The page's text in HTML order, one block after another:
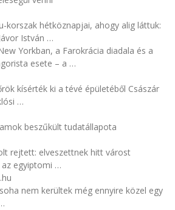
korszak hétköznapjai, ahogy alig láttuk:
István …
Yorkban, a Farokrácia diadala és a
esete – a …
kísérték ki a tévé épületéből Császár
…
beszűkült tudatállapota
rejtett: elveszettnek hitt várost
egyiptomi …
nem kerültek még ennyire közel egy